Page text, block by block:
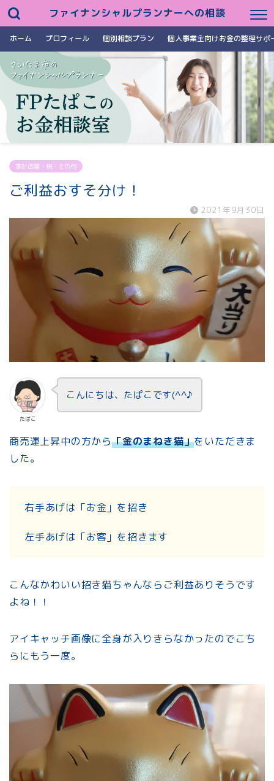
ファイナンシャルプランナーへの相談
ホーム プロフィール 個別相談プラン 個人事業主向けお金の整理サポ
家計改善・税・その他
ご利益おすそ分け！
2021年9月30日
たぱこ
こんにちは、たぱこです(^^♪
商売運上昇中の方から「金のまねき猫」をいただきま
した。
右手あげは「お金」を招き
左手あげは「お客」を招きます
こんなかわいい招き猫ちゃんならご利益ありそうです
よね！！
アイキャッチ画像に全身が入りきらなかったのでこち
らにもう一度。